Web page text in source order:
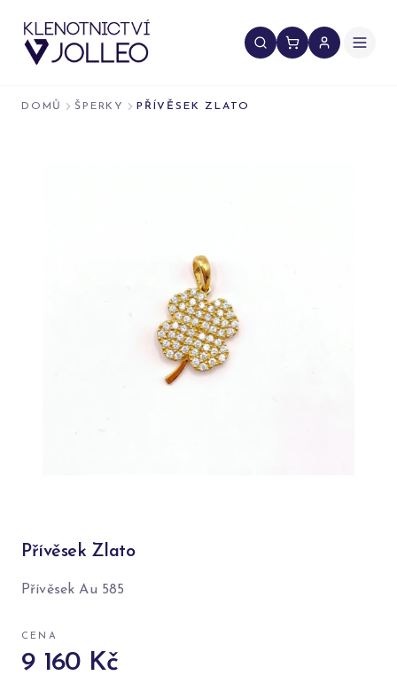
DOMŮ ŠPERKY PŘÍVĚSEK ZLATO
Přívěsek Zlato
Přívěsek Au 585
CENA
9 160 Kč